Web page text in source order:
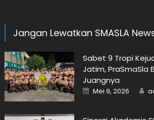
Jangan Lewatkan SMASLA
Sabet 9 Tropi
Jatim, PraSmaSla
Juangnya
Posted
on
Mei 9, 2026